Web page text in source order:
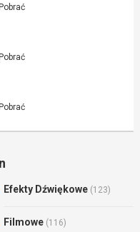
Efekty Dźwiękowe (123)
Filmowe (116)